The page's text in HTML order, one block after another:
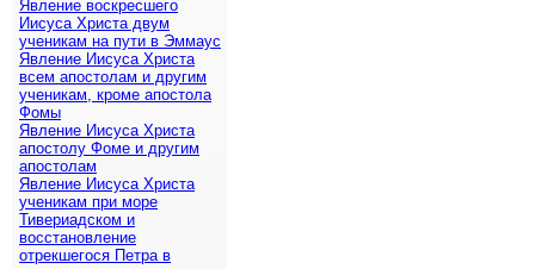
Явление воскресшего
Иисуса Христа двум
ученикам на пути в Эммаус
Явление Иисуса Христа
всем апостолам и другим
ученикам, кроме апостола
Фомы
Явление Иисуса Христа
апостолу Фоме и другим
апостолам
Явление Иисуса Христа
ученикам при море
Тивериадском и
восстановление
отрекшегося Петра в